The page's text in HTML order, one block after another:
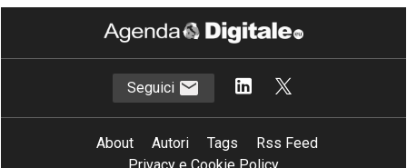
Seguici
About Autori Tags
Rss Feed